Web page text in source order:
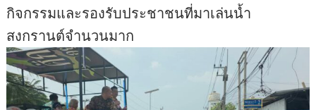
กิจกรรมและรองรับประชาชนที่มาเล่นน้ำ
สงกรานต์จำนวนมาก